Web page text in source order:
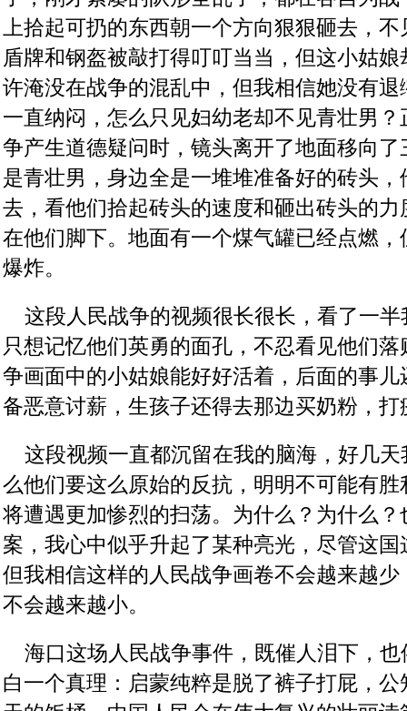
上拾起可扔的东西朝一个方向狠狠砸去，
盾牌和钢盔被敲打得叮叮当当，但这小姑
许淹没在战争的混乱中，但我相信她没有
一直纳闷，怎么只见妇幼老却不见青壮男
争产生道德疑问时，镜头离开了地面移向
是青壮男，身边全是一堆堆准备好的砖头
去，看他们拾起砖头的速度和砸出砖头的
在他们脚下。地面有一个煤气罐已经点燃
爆炸。
这段人民战争的视频很长很长，看了一半
只想记忆他们英勇的面孔，不忍看见他们
争画面中的小姑娘能好好活着，后面的事
备恶意讨薪，生孩子还得去那边买奶粉，
这段视频一直都沉留在我的脑海，好几天
么他们要这么原始的反抗，明明不可能有
将遭遇更加惨烈的扫荡。为什么？为什么
案，我心中似乎升起了某种亮光，尽管这
但我相信这样的人民战争画卷不会越来越
不会越来越小。
海口这场人民战争事件，既催人泪下，也
白一个真理：启蒙纯粹是脱了裤子打屁，